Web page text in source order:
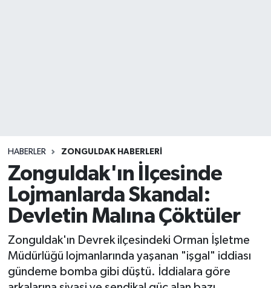
HABERLER ZONGULDAK HABERLERI
Zonguldak'ın İlçesinde
Lojmanlarda Skandal:
Devletin Malına Çöktüler
Zonguldak'ın Devrek ilçesindeki Orman İşletme
Müdürlüğü lojmanlarında yaşanan "işgal" iddiası
gündeme bomba gibi düştü. İddialara göre
KASTAMONU